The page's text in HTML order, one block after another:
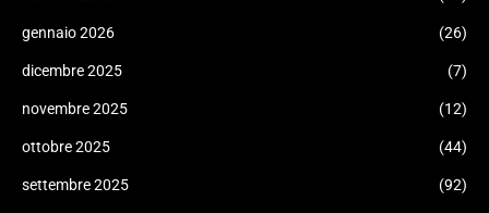
gennaio 2026 (26)
dicembre 2025 (7)
novembre 2025 (12)
ottobre 2025 (44)
settembre 2025 (92)